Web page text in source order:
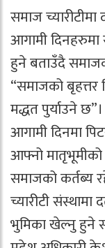
समाज
आगामी दिनहरुमा
हुने बताउँदै
“समाजको
मद्धत पुर्याउने छ”।
आगामी दिनमा
आफ्नो
समाजको कर्तब्य
च्यारीटी संस्थामा
भुमिका खेल्नु हुने